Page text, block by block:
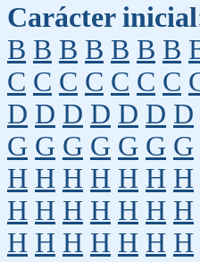
Carácter inicial
B B B B B B B
C C C C C C C
D D D D D D D
G G G G G G G
H H H H H H H
H H H H H H H
H H H H H H H